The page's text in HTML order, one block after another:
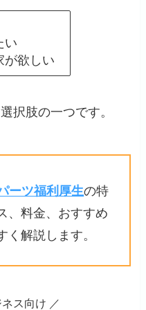
い
が欲しい
択肢の一つです。
ーツ福利厚生の特
、料金、おすすめ
く解説します。
ス向け ／